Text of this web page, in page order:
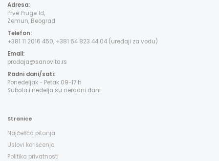
Adresa:
Prve Pruge 1d,
Zemun, Beograd
Telefon:
+381 11 2016 450, +381 64 823 44 04 (uređaji za vodu)
Email:
prodaja@sanovita.rs
Radni dani/sati:
Ponedeljak - Petak 09-17 h
Subota i nedelja su neradni dani
Stranice
Najčešća pitanja
Uslovi korišćenja
Politika privatnosti